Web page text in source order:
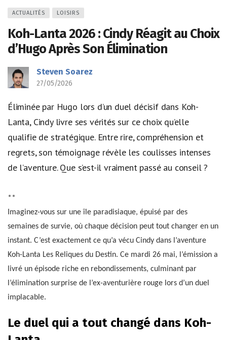
ACTUALITÉS LOISIRS
Koh-Lanta 2026 : Cindy Réagit au Choix
d’Hugo Après Son Élimination
Steven Soarez
27/05/2026
Éliminée par Hugo lors d’un duel décisif dans Koh-
Lanta, Cindy livre ses vérités sur ce choix qu’elle
qualifie de stratégique. Entre rire, compréhension et
regrets, son témoignage révèle les coulisses intenses
de l’aventure. Que s’est-il vraiment passé au conseil ?
**
Imaginez-vous sur une île paradisiaque, épuisé par des
semaines de survie, où chaque décision peut tout changer en un
instant. C’est exactement ce qu’a vécu Cindy dans l’aventure
Koh-Lanta Les Reliques du Destin. Ce mardi 26 mai, l’émission a
livré un épisode riche en rebondissements, culminant par
l’élimination surprise de l’ex-aventurière rouge lors d’un duel
implacable.
Le duel qui a tout changé dans Koh-